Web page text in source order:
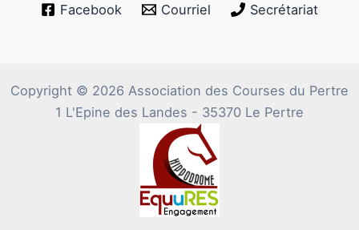
Facebook Courriel Secrétariat
Copyright © 2026 Association des Courses du Pertre
1 L'Epine des Landes - 35370 Le Pertre